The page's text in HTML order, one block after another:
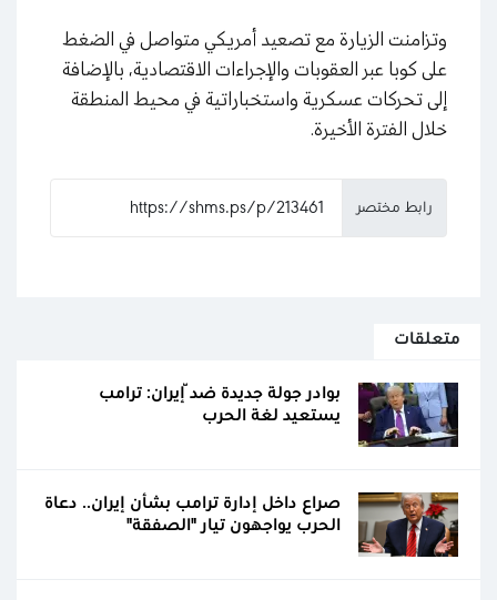
وتزامنت الزيارة مع تصعيد أمريكي متواصل في الضغط
على كوبا عبر العقوبات والإجراءات الاقتصادية، بالإضافة
إلى تحركات عسكرية واستخباراتية في محيط المنطقة
خلال الفترة الأخيرة.
رابط مختصر
متعلقات
بوادر جولة جديدة ضدّ إيران: ترامب
يستعيد لغة الحرب
صراع داخل إدارة ترامب بشأن إيران.. دعاة
الحرب يواجهون تيار "الصفقة"